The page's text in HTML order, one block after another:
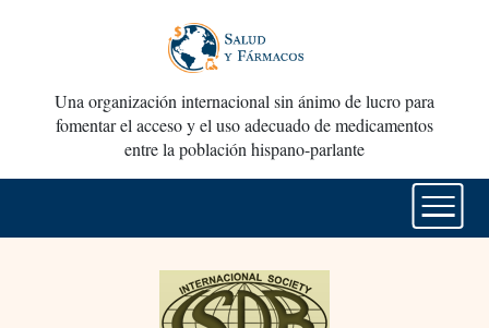
Una organización internacional sin ánimo de lucro para
fomentar el acceso y el uso adecuado de medicamentos
entre la población hispano-parlante